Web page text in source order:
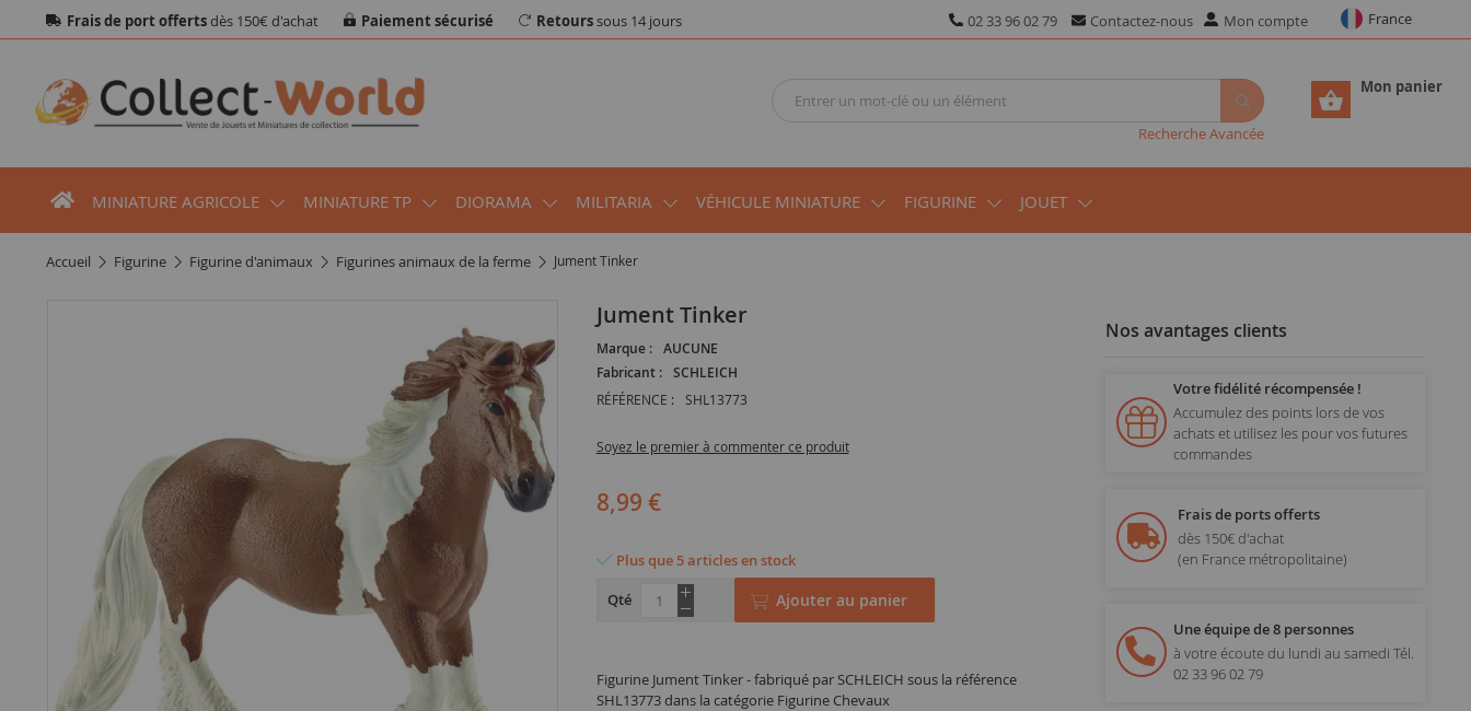
Frais de port offertsdès 150€ d'achat Paiement sécurisé Retourssous 14 jours 02 33 96 02 79 Contactez-nous Mon compte France
Mon panier
Recherche Avancée
MINIATURE AGRICOLE MINIATURE TP DIORAMA MILITARIA VÉHICULE MINIATURE FIGURINE JOUET
accueil figurine figurine d'animaux figurines animaux de la ferme Jument Tinker
Jument Tinker
Marque :
AUCUNE
Fabricant :
SCHLEICH
RÉFÉRENCE : SHL13773
Soyez le premier à commenter ce produit
8,99 €
Plus que 5 articles en stock
Qté
Ajouter au panier
Figurine Jument Tinker - fabriqué par SCHLEICH sous la référence
SHL13773 dans la catégorie Figurine Chevaux
Nos avantages clients
Votre fidélité récompensée !
Accumulez des points lors de vos
achats et utilisez les pour vos futures
commandes
Frais de ports offerts
dès 150€ d'achat
(en France métropolitaine)
Une équipe de 8 personnes
à votre écoute du lundi au samedi Tél.
02 33 96 02 79